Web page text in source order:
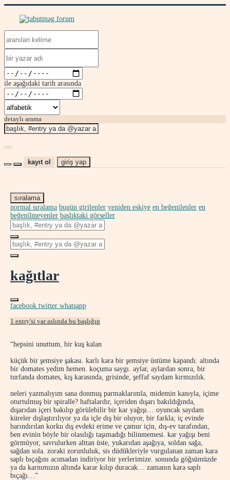
ile aşağıdaki tarih arasında
detaylı arama
kayıt ol giriş yap
sıralama
normal sıralama bugün girilenler yeniden eskiye en beğenilenler en
beğenilmeyenler başlıktaki görseller
kağıtlar
facebook twitter whatsapp
1 entry'si var aslında bu başlığın
“hepsini unuttum, bir kuş kalan
küçük bir şemsiye şakası. karlı kara bir şemsiye üstüme kapandı. altında
bir domates yedim hemen. koçuma saygı. aylar, aylardan sonra, bir
turfanda domates, kış karasında, grisinde, şeffaf saydam kırmızılık.
neleri yazmalıyım sana donmuş parmaklarımla, midemin kanıyla, içime
oturtulmuş bir spiralle? haftalardır, içeriden dışarı bakıldığında,
dışarıdan içeri bakılıp görülebilir bir kar yağışı… oyuncak saydam
küreler dışlaştırılıyor ya da içle dış bir oluyor, bir farkla; iç evinde
barındırılan korku dış evdeki erime ve çamur için, dış-ev tarafından,
ben evinin böyle bir olasılığı taşımadığı bilinmemesi. kar yağışı beni
görmüyor, savrulurken alttan üste, yukarıdan aşağıya, soldan sağa,
sağdan sola. zoraki zorunluluk, sis düdükleriyle vurgulanan zaman kara
saplı bıçağını acımadan indiriyor bir yerlerimize. sonunda göğsümüzde
ya da karnımızın altında karar kılıp duracak… zamanın kara saplı
bıçağı…”